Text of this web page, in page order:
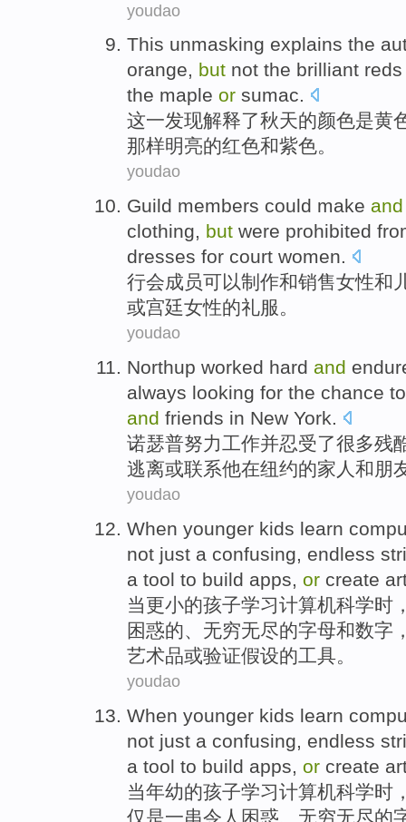
youdao
This unmasking explains the
orange, but not the brilliant reds
the maple or sumac.
这一发现解释了秋天的颜色是黄
那样明亮的红色和紫色。
youdao
Guild members could make and
clothing, but were prohibited
dresses for court women.
行会成员可以制作和销售女性和
或宫廷女性的礼服。
youdao
Northup worked hard and
always looking for the chance
and friends in New York.
诺瑟普努力工作并忍受了很多残
逃离或联系他在纽约的家人 和 朋
youdao
When younger kids learn
not just a confusing, endless
a tool to build apps, or create
当更小的孩子学习计算机科学时
困惑的、 无穷无尽的字母和数字
艺术品或验证假设的工具。
youdao
When younger kids learn
not just a confusing endless
a tool to build apps or create
当年幼的孩子学习计算机科学时
仅是一串令人困惑 无穷无尽的